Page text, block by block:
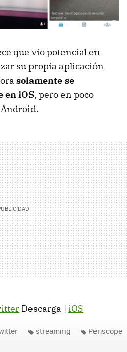
que vio potencial en
su propia aplicación
solamente se
en iOS, pero en poco
Descarga | iOS
streaming Periscope